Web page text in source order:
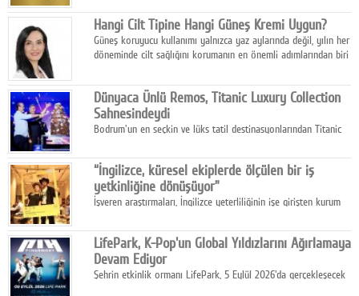
aksiyonu ve karanlık fantastik atmosferi bir araya getirmeyi
sürdürüyor.
Hangi Cilt Tipine Hangi Güneş Kremi Uygun?
Güneş koruyucu kullanımı yalnızca yaz aylarında değil, yılın her
döneminde cilt sağlığını korumanın en önemli adımlarından biri
Dünyaca Ünlü Remos, Titanic Luxury Collection
Sahnesindeydi
Bodrum'un en seçkin ve lüks tatil destinasyonlarından Titanic
yaz etkinlikleri kapsamında uluslararası yıldızları ağırlamaya
devam ediyor
“İngilizce, küresel ekiplerde ölçülen bir iş
yetkinliğine dönüşüyor”
İşveren araştırmaları, İngilizce yeterliliğinin işe girişten kurum
gösteriyor.
LifePark, K-Pop'un Global Yıldızlarını Ağırlamaya
Devam Ediyor
Şehrin etkinlik ormanı LifePark, 5 Eylül 2026'da gerçekleşecek